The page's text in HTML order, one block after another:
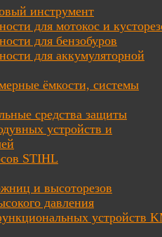
инструмент
для мотокос и
для бензобуров
для аккумуляторной
ёмкости, системы
средства защиты
устройств и
STIHL
и высоторезов
давления
устройств